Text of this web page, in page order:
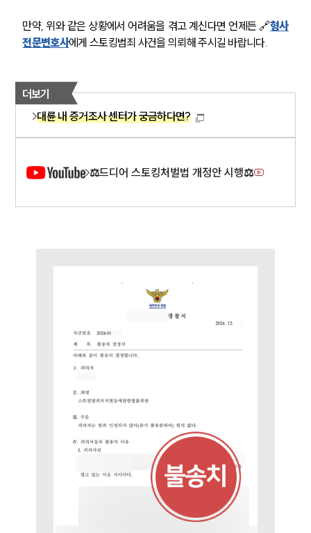
오시는 길
글로벌 파트너 로펌
고객의 소리
업무사례
형사 법률정보
전체
소식/자료
언론보도
공지사항
법률 블로그
법률서식
뉴스레터/브로슈어
세미나
만약, 위와 같은 상황에서 어려움을 겪고 계신다면 언제든 🔗형사
전문변호사에게 스토킹범죄 사건을 의뢰해 주시길 바랍니다.
더보기
대륜 내 증거조사 센터가 궁금하다면?
⚖드디어 스토킹처벌법 개정안 시행⚖